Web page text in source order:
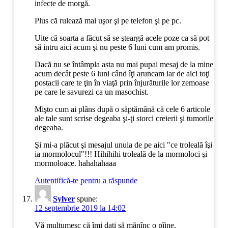
infecte de morgă.
Plus că rulează mai uşor şi pe telefon şi pe pc.
Uite că soarta a făcut să se şteargă acele poze ca să pot
să intru aici acum şi nu peste 6 luni cum am promis.
Dacă nu se întâmpla asta nu mai pupai mesaj de la mine
acum decât peste 6 luni când îţi aruncam iar de aici toţi
postacii care te ţin în viaţă prin înjurăturile lor zemoase
pe care le savurezi ca un masochist.
Mişto cum ai plâns după o săptămână că cele 6 articole
ale tale sunt scrise degeaba şi-ţi storci creierii şi tumorile
degeaba.
Şi mi-a plăcut şi mesajul unuia de pe aici "ce troleală îşi
ia mormolocul"!!! Hihihihi troleală de la mormoloci şi
mormoloace. hahahahaaa
Autentifică-te pentru a răspunde
Sylver spune:
12 septembrie 2019 la 14:02
Vă mulțumesc că îmi dați să mănînc o pîine.